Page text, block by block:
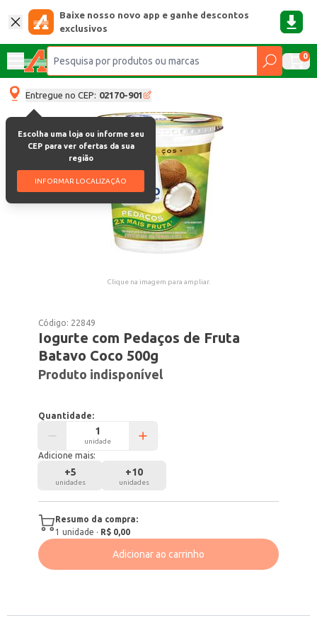
Baixe nosso novo app e ganhe descontos
exclusivos
0
Entregue no CEP: 02170-901
Escolha uma loja ou informe seu
CEP para ver ofertas da sua
região
INFORMAR LOCALIZAÇÃO
Clique na imagem para ampliar.
Código: 22849
Iogurte com Pedaços de Fruta
Batavo Coco 500g
Produto indisponível
Quantidade:
unidade
Adicione mais:
+5
unidades
+10
unidades
Resumo da compra:
1 unidade · R$ 0,00
Adicionar ao carrinho